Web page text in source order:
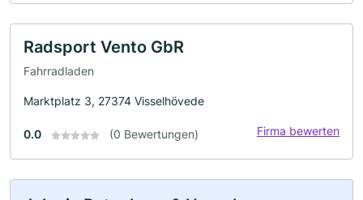
Radsport Vento GbR
Fahrradladen
Marktplatz 3, 27374 Visselhövede
0.0 (0 Bewertungen) Firma bewerten